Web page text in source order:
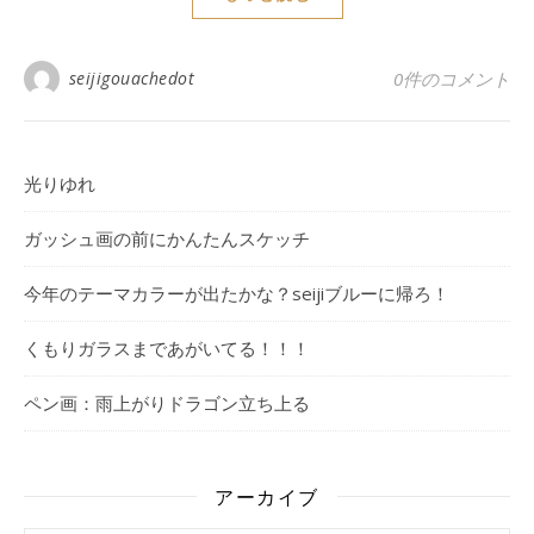
seijigouachedot 0件のコメント
光りゆれ
ガッシュ画の前にかんたんスケッチ
今年のテーマカラーが出たかな？seijiブルーに帰ろ！
くもりガラスまであがいてる！！！
ペン画：雨上がりドラゴン立ち上る
アーカイブ